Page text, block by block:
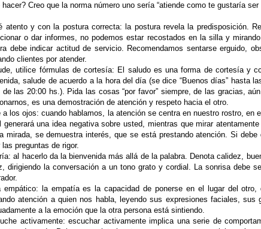
hacer? Creo que la norma número uno sería “atiende como te gustaría
atento y con la postura correcta: la postura revela la predisposición.
o dar informes, no podemos estar recostados en la silla y
debe indicar actitud de servicio. Recomendamos sentarse erguido,
clientes por atender.
utilice fórmulas de cortesía: El saludo es una forma de cortesía y
salude de acuerdo a la hora del día (se dice “Buenos días” hasta
de las 20:00 hs.). Pida las cosas “por favor” siempre, de las gracias,
es una demostración de atención y respeto hacia el otro.
a los ojos: cuando hablamos, la atención se centra en nuestro rostro,
generará una idea negativa sobre usted, mientras que mirar
mirada, se demuestra interés, que se está prestando atención. Si
las preguntas de rigor.
al hacerlo da la bienvenida más allá de la palabra. Denota calidez,
dirigiendo la conversación a un tono grato y cordial. La sonrisa debe
empático: la empatía es la capacidad de ponerse en el lugar del
atención a quien nos habla, leyendo sus expresiones faciales,
a la emoción que la otra persona está sintiendo.
activamente: escuchar activamente implica una serie de